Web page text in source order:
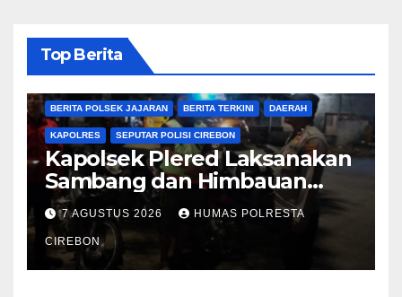
Top Berita
BERITA POLSEK JAJARAN BERITA TERKINI DAERAH
KAPOLRES SEPUTAR POLISI CIREBON
Kapolsek Plered Laksanakan
Sambang dan Himbauan
Kamtibmas
7 AGUSTUS 2026 HUMAS POLRESTA
CIREBON